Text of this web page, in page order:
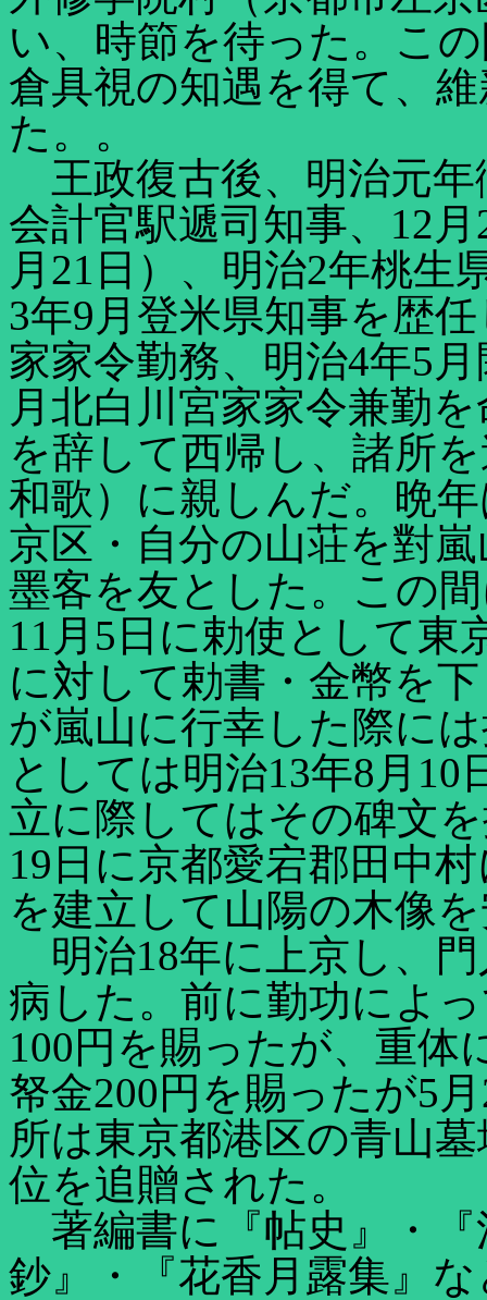
い、時節を待った。こ
倉具視の知遇を得て、
た。。
王政復古後、明治元年
会計官駅遞司知事、12
月21日）、明治2年桃生
3年9月登米県知事を歴
家家令勤務、明治4年5
月北白川宮家家令兼勤
を辞して西帰し、諸所
和歌）に親しんだ。晩
京区・自分の山荘を對
墨客を友とした。この
11月5日に勅使として東
に対して勅書・金幣を
が嵐山に行幸した際に
としては明治13年8月
立に際してはその碑文
19日に京都愛宕郡田中
を建立して山陽の木像
明治18年に上京し、
病した。前に勤功によ
100円を賜ったが、重体
帑金200円を賜ったが5
所は東京都港区の青山
位を追贈された。
著編書に『帖史』・『
鈔』・『花香月露集』